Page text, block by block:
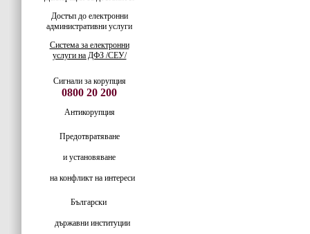
Достъп до електронни
административни услуги
Система за електронни
услуги на ДФЗ /СЕУ/
Сигнали за корупция
0800 20 200
Антикорупция
Предотвратяване
и установяване
на конфликт на интереси
Български
държавни институции